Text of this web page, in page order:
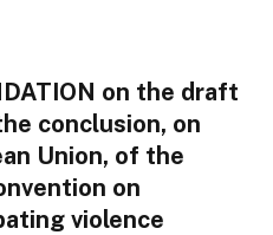
on the draft
conclusion, on
Union, of the
on
violence